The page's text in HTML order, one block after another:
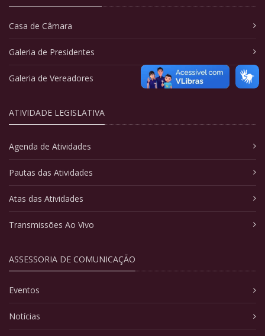
Casa de Câmara
Galeria de Presidentes
Galeria de Vereadores
ATIVIDADE LEGISLATIVA
Agenda de Atividades
Pautas das Atividades
Atas das Atividades
Transmissões Ao Vivo
ASSESSORIA DE COMUNICAÇÃO
Eventos
Notícias